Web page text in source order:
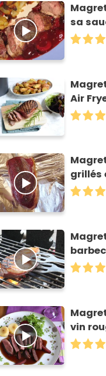
sa
Air
grillés
vin